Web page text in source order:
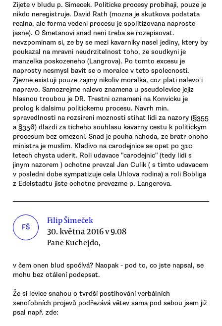
Zijete v bludu p. Simecek. Politicke procesy probihaji, pouze je
nikdo neregistruje. David Rath (mozna je skutkova podstata
realna, ale forma vedeni procesu je spolitizovana naprosto
jasne). O Smetanovi snad neni treba se rozepisovat.
nevzpominam si, ze by se mezi kavarniky nasel jediny, ktery by
poukazal na mravni neudrzitelnost toho, ze soudkyni je
manzelka poskozeneho (Langrova). Po tomto excesu je
naprosty nesmysl bavit se o moralce v teto spolecnosti.
Zjevne existuji pouze zajmy nikoliv moralka, coz plati nalevo i
napravo. Samozrejme nalevo znamena u pseudolevice jejiz
hlasnou troubou je DR. Trestni oznameni na Konvicku je
prolog k dalsimu politickemu procesu. Navrh min.
spravedlnosti na rozsireni moznosti stihat lidi za nazory (§355
a §356) dlazdi za ticheho souhlasu kavarny cestu k politickym
procesum bez omezeni. Snad je pouha nahoda, ze bratr onoho
ministra je muslim. Kladivo na carodejnice se opet po 310
letech chysta uderit. Roli udavace "carodejnic" (tedy lidi s
jinym nazorem ) ochotne prevzal Jan Culik ( s timto udavacem
v posledni dobe sympatizuje cela Uhlova rodina) a roli Bobliga
z Edelstadtu jiste ochotne prevezme p. Langerova.
FŠ
Filip Šimeček
30. května 2016 v 9.08
Pane Kuchejdo,
v čem onen blud spočívá? Naopak - pod to, co jste napsal, se
mohu bez otálení podepsat.
Že si levice snahou o tvrdší postihování verbálních
xenofobních projevů podřezává větev sama pod sebou jsem již
psal např. zde: